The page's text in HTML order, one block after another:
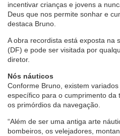
incentivar crianças e jovens a
Deus que nos permite sonhar e
destaca Bruno.
A obra recordista está exposta na
(DF) e pode ser visitada por
diretor.
Nós náuticos
Conforme Bruno, existem
específico para o cumprimento da
os primórdios da navegação.
“Além de ser uma antiga arte
bombeiros, os velejadores,